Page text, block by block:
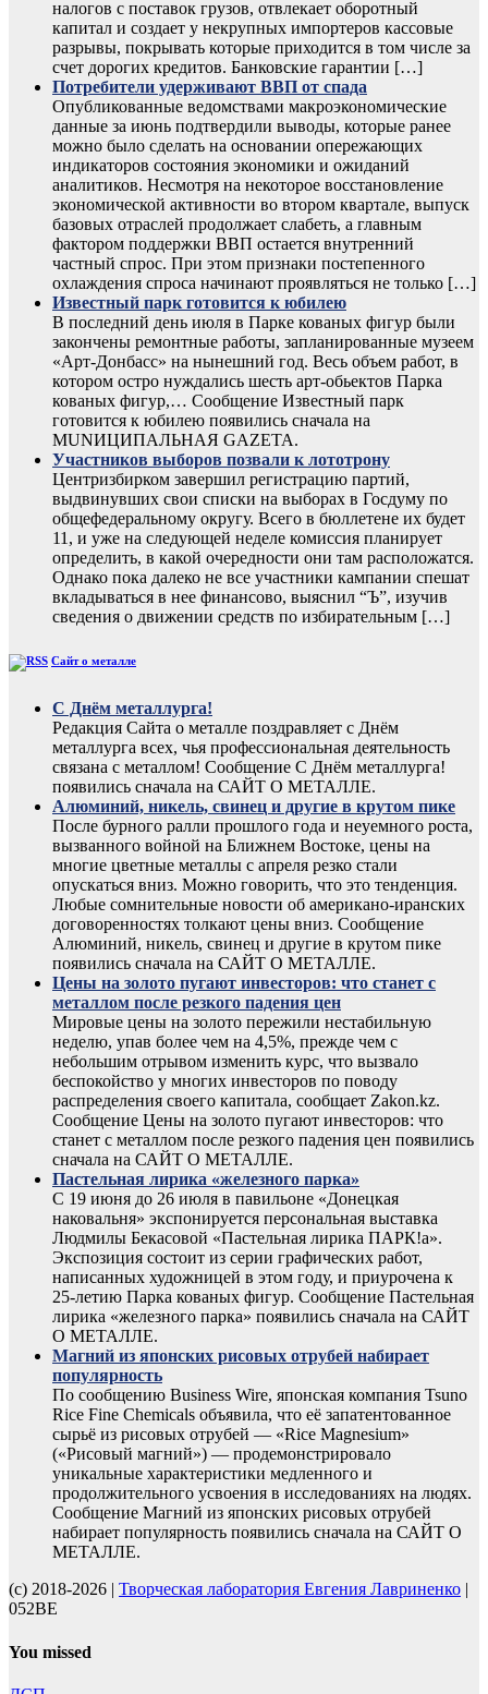
налогов с поставок грузов, отвлекает оборотный
капитал и создает у некрупных импортеров кассовые
разрывы, покрывать которые приходится в том числе за
счет дорогих кредитов. Банковские гарантии […]
Потребители удерживают ВВП от спада
Опубликованные ведомствами макроэкономические
данные за июнь подтвердили выводы, которые ранее
можно было сделать на основании опережающих
индикаторов состояния экономики и ожиданий
аналитиков. Несмотря на некоторое восстановление
экономической активности во втором квартале, выпуск
базовых отраслей продолжает слабеть, а главным
фактором поддержки ВВП остается внутренний
частный спрос. При этом признаки постепенного
охлаждения спроса начинают проявляться не только […]
Известный парк готовится к юбилею
В последний день июля в Парке кованых фигур были
закончены ремонтные работы, запланированные музеем
«Арт-Донбасс» на нынешний год. Весь объем работ, в
котором остро нуждались шесть арт-обьектов Парка
кованых фигур,… Сообщение Известный парк
готовится к юбилею появились сначала на
MUNИЦИПАЛЬНАЯ GAZЕТА.
Участников выборов позвали к лототрону
Центризбирком завершил регистрацию партий,
выдвинувших свои списки на выборах в Госдуму по
общефедеральному округу. Всего в бюллетене их будет
11, и уже на следующей неделе комиссия планирует
определить, в какой очередности они там расположатся.
Однако пока далеко не все участники кампании спешат
вкладываться в нее финансово, выяснил “Ъ”, изучив
сведения о движении средств по избирательным […]
Сайт о металле
С Днём металлурга!
Редакция Сайта о металле поздравляет с Днём
металлурга всех, чья профессиональная деятельность
связана с металлом! Сообщение С Днём металлурга!
появились сначала на САЙТ О МЕТАЛЛЕ.
Алюминий, никель, свинец и другие в крутом пике
После бурного ралли прошлого года и неуемного роста,
вызванного войной на Ближнем Востоке, цены на
многие цветные металлы с апреля резко стали
опускаться вниз. Можно говорить, что это тенденция.
Любые сомнительные новости об американо-иранских
договоренностях толкают цены вниз. Сообщение
Алюминий, никель, свинец и другие в крутом пике
появились сначала на САЙТ О МЕТАЛЛЕ.
Цены на золото пугают инвесторов: что станет с
металлом после резкого падения цен
Мировые цены на золото пережили нестабильную
неделю, упав более чем на 4,5%, прежде чем с
небольшим отрывом изменить курс, что вызвало
беспокойство у многих инвесторов по поводу
распределения своего капитала, сообщает Zakon.kz.
Сообщение Цены на золото пугают инвесторов: что
станет с металлом после резкого падения цен появились
сначала на САЙТ О МЕТАЛЛЕ.
Пастельная лирика «железного парка»
С 19 июня до 26 июля в павильоне «Донецкая
наковальня» экспонируется персональная выставка
Людмилы Бекасовой «Пастельная лирика ПАРК!а».
Экспозиция состоит из серии графических работ,
написанных художницей в этом году, и приурочена к
25-летию Парка кованых фигур. Сообщение Пастельная
лирика «железного парка» появились сначала на САЙТ
О МЕТАЛЛЕ.
Магний из японских рисовых отрубей набирает
популярность
По сообщению Business Wire, японская компания Tsuno
Rice Fine Chemicals объявила, что её запатентованное
сырьё из рисовых отрубей — «Rice Magnesium»
(«Рисовый магний») — продемонстрировало
уникальные характеристики медленного и
продолжительного усвоения в исследованиях на людях.
Сообщение Магний из японских рисовых отрубей
набирает популярность появились сначала на САЙТ О
МЕТАЛЛЕ.
(с) 2018-2026 | Творческая лаборатория Евгения Лавриненко |
052BE
You missed